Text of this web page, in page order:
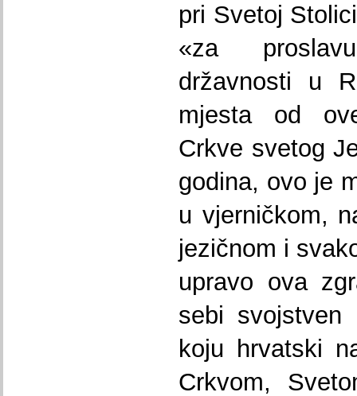
pri Svetoj
«za
državnosti u
mjesta od
Crkve svetog
godina, ovo je
u vjerničkom,
jezičnom i
upravo ova
sebi svojstven
koju hrvatski
Crkvom,